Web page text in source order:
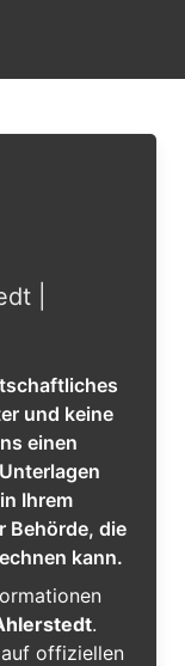
|
und keine
einen
Ihrem
Behörde, die
kann.
.
offiziellen